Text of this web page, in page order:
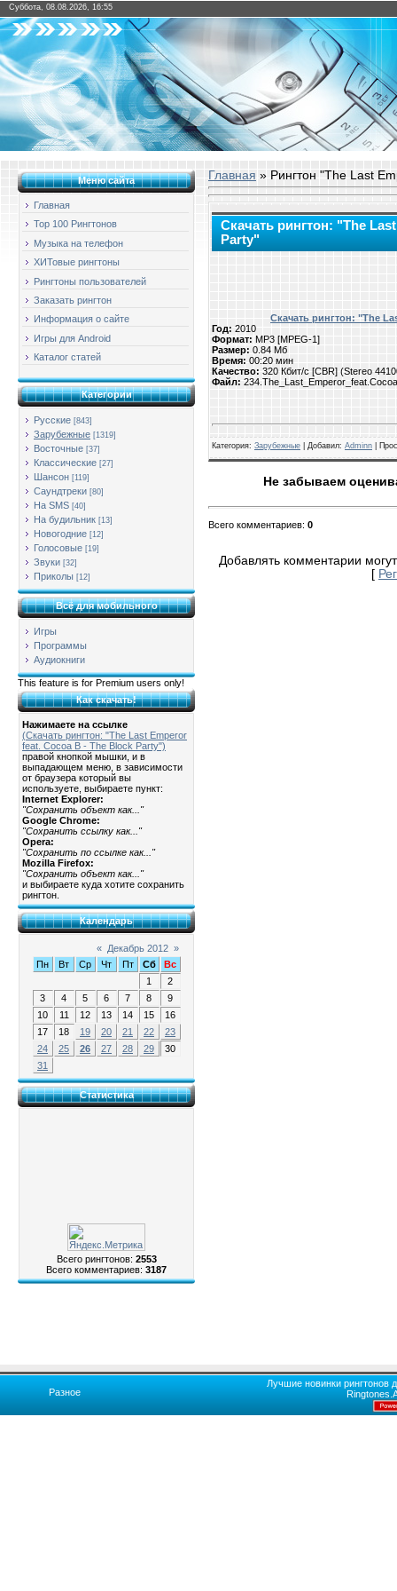
Суббота, 08.08.2026, 16:55
Меню сайта
Главная
Top 100 Рингтонов
Музыка на телефон
ХИТовые рингтоны
Рингтоны пользователей
Заказать рингтон
Информация о сайте
Игры для Android
Каталог статей
Категории
Русские [843]
Зарубежные [1319]
Восточные [37]
Классические [27]
Шансон [119]
Саундтреки [80]
На SMS [40]
На будильник [13]
Новогодние [12]
Голосовые [19]
Звуки [32]
Приколы [12]
Всё для мобильного
Игры
Программы
Аудиокниги
This feature is for Premium users only!
Как скачать!
Нажимаете на ссылке
(Скачать рингтон: "The Last Emperor
feat. Cocoa B - The Block Party")
правой кнопкой мышки, и в
выпадающем меню, в зависимости
от браузера который вы
используете, выбираете пункт:
Internet Explorer:
"Сохранить объект как..."
Google Chrome:
"Сохранить ссылку как..."
Opera:
"Сохранить по ссылке как..."
Mozilla Firefox:
"Сохранить объект как..."
и выбираете куда хотите сохранить
рингтон.
Календарь
« Декабрь 2012 »
Пн
Вт Ср Чт Пт Сб
Вс
1
2
3
4 5 6 7 8
9
10
11 12 13 14 15
16
17
18 19 20 21 22
23
24
25 26 27 28 29
30
31
Статистика
Всего рингтонов: 2553
Всего комментариев: 3187
Главная » Рингтон "The Last
Скачать рингтон: "The
Party"
Скачать рингтон: "The
Год: 2010
Формат: MP3 [MPEG-1]
Размер: 0.84 Мб
Время: 00:20 мин
Качество: 320 Кбит/с [CBR] (Stereo
Файл:
Категория: Зарубежные | Добавил: Adminn
Не забываем
Всего комментариев: 0
Добавлять комментарии
[
Разное
Лучшие новинки рингтонов